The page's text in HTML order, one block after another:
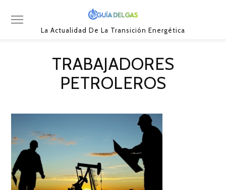
La Actualidad De La Transición Energética
TRABAJADORES
PETROLEROS